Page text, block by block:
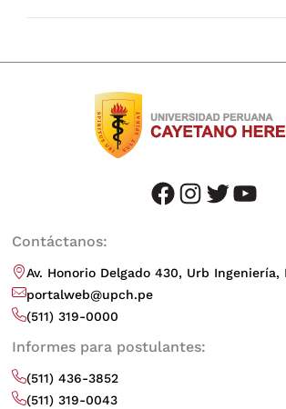
facebook instagram twitter youtube
Contáctanos:
Av. Honorio Delgado 430, Urb Ingeniería,
portalweb@upch.pe
(511) 319-0000
Informes para postulantes:
(511) 436-3852
(511) 319-0043